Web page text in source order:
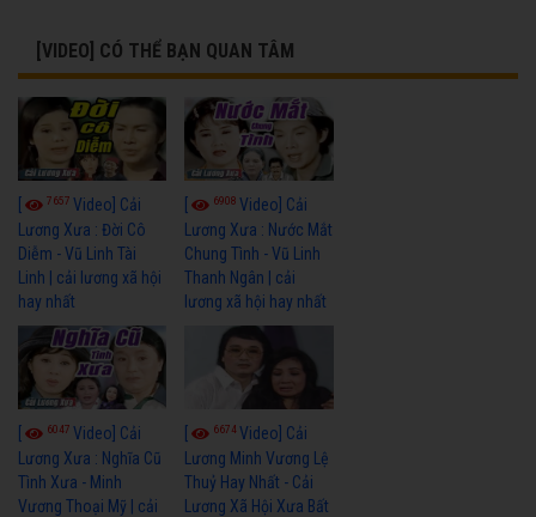
[VIDEO] CÓ THỂ BẠN QUAN TÂM
7657 Video] Cải
Lương Xưa : Đời Cô
Diễm - Vũ Linh Tài
Linh | cải lương xã hội
hay nhất
6908Video] Cải
Lương Xưa : Nước Mắt
Chung Tình - Vũ Linh
Thanh Ngân | cải
lương xã hội hay nhất
6047 Video] Cải
Lương Xưa : Nghĩa Cũ
Tình Xưa - Minh
Vương Thoại Mỹ | cải
6674Video] Cải
Lương Minh Vương Lệ
Thuỷ Hay Nhất - Cải
Lương Xã Hội Xưa Bất